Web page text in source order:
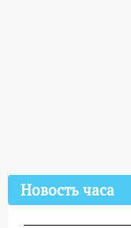
Новость часа